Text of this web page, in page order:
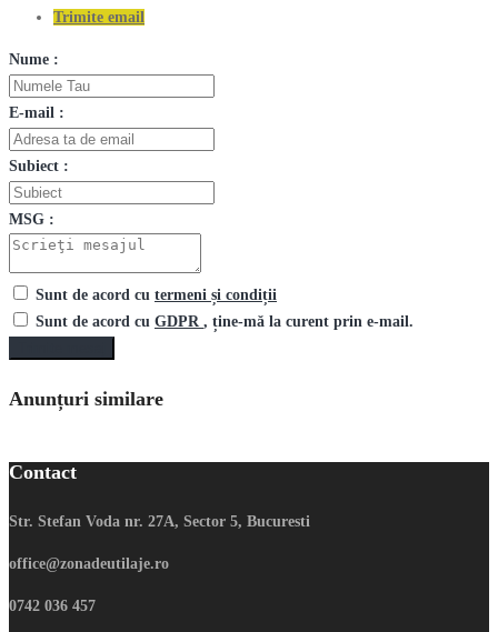
Trimite email
Nume :
E-mail :
Subiect :
MSG :
Sunt de acord cu termeni și condiții
Sunt de acord cu GDPR , ține-mă la curent prin e-mail.
Anunțuri similare
Contact
Str. Stefan Voda nr. 27A, Sector 5, Bucuresti
office@zonadeutilaje.ro
0742 036 457